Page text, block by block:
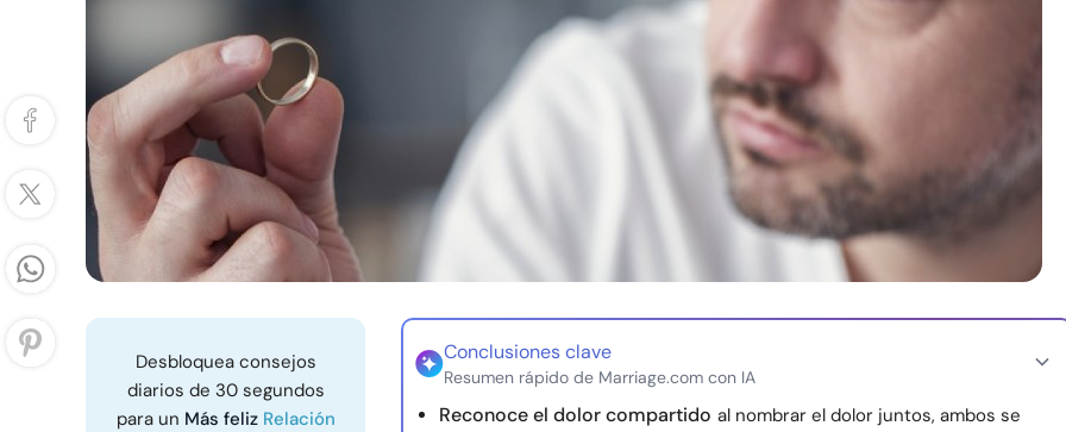
Desbloquea consejos
diarios de 30 segundos
para un Más feliz Relación
Conclusiones clave
Resumen rápido de Marriage.com con IA
Reconoce el dolor compartido al nombrar el dolor juntos, ambos se